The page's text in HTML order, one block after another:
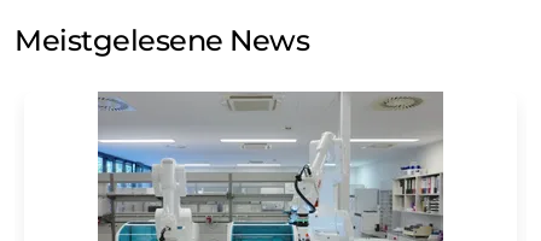
Meinungsforschung per E-Mail kontaktieren. Ihre
Einwilligung können Sie jederzeit ohne Angabe von
Str. 2, 12489 Berlin oder per E-Mail unter
widerruf@lumitos.commit Wirkung für die Zukunft
widerrufen. Zudem ist in jeder E-Mail ein Link zur
Abbestellung des entsprechenden Newsletters
enthalten.
Meistgelesene News